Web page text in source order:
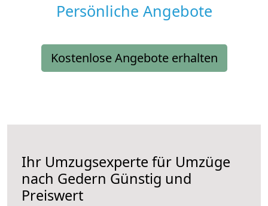
Persönliche Angebote
Kostenlose Angebote erhalten
Ihr Umzugsexperte für Umzüge
nach Gedern Günstig und
Preiswert